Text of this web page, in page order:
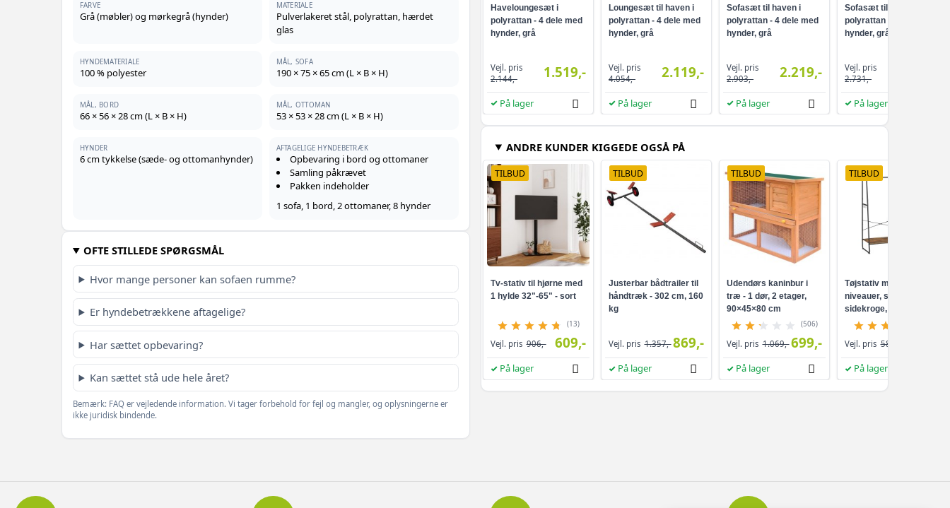
FARVE
Grå (møbler) og mørkegrå (hynder)
MATERIALE
Pulverlakeret stål, polyrattan, hærdet
glas
HYNDEMATERIALE
100 % polyester
MÅL, SOFA
190 × 75 × 65 cm (L × B × H)
MÅL, BORD
66 × 56 × 28 cm (L × B × H)
MÅL, OTTOMAN
53 × 53 × 28 cm (L × B × H)
HYNDER
6 cm tykkelse (sæde- og ottomanhynder)
AFTAGELIGE HYNDEBETRÆK
Opbevaring i bord og ottomaner
Samling påkrævet
Pakken indeholder
1 sofa, 1 bord, 2 ottomaner, 8 hynder
OFTE STILLEDE SPØRGSMÅL
Hvor mange personer kan sofaen rumme?
Er hyndebetrækkene aftagelige?
Har sættet opbevaring?
Kan sættet stå ude hele året?
Bemærk: FAQ er vejledende information. Vi tager forbehold for fejl og mangler, og oplysningerne er
ikke juridisk bindende.
Haveloungesæt i
polyrattan - 4 dele med
hynder, grå
Vejl. pris
2.144,-
1.519,-
På lager
Loungesæt til haven i
polyrattan - 4 dele med
hynder, grå
Vejl. pris
4.054,-
2.119,-
På lager
Sofasæt til haven i
polyrattan - 4 dele med
hynder, grå
Vejl. pris
2.903,-
2.219,-
På lager
Sofasæt til haven i
polyrattan - 4 dele med
hynder, grå
Vejl. pris
2.731,-
På lager
ANDRE KUNDER KIGGEDE OGSÅ PÅ
TILBUD
Tv-stativ til hjørne med
1 hylde 32"-65" - sort
(13)
Vejl. pris 906,- 609,-
På lager
TILBUD
Justerbar bådtrailer til
håndtræk - 302 cm, 160
kg
Vejl. pris 1.357,-869,-
På lager
TILBUD
Udendørs kaninbur i
træ - 1 dør, 2 etager,
90×45×80 cm
(506)
Vejl. pris 1.069,-699,-
På lager
TILBUD
Tøjstativ med hylder 5
niveauer, skohylde, 6
sidekroge, rustik
brun/sort
Vejl. pris 589,-
På lager